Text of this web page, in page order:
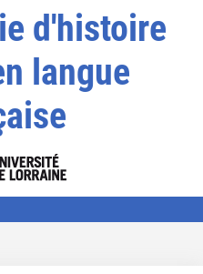
d'histoire
langue